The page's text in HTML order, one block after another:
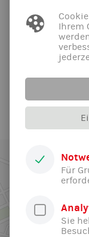
In den
geöffnet Ausser
Alle News der
Ihrem
Für
Sie